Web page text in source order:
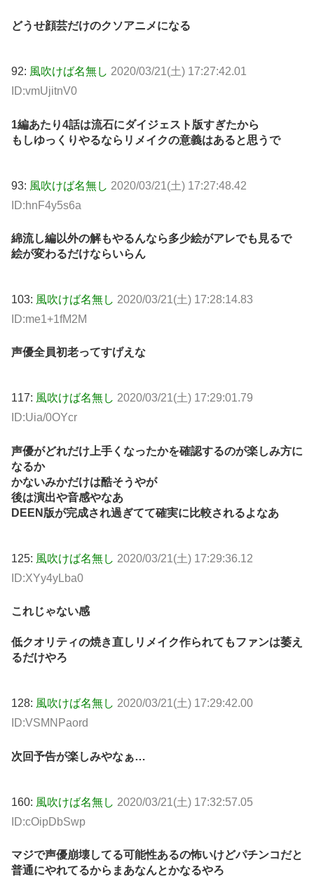
どうせ顔芸だけのクソアニメになる
92: 風吹けば名無し 2020/03/21(土) 17:27:42.01
ID:vmUjitnV0
1編あたり4話は流石にダイジェスト版すぎたから
もしゆっくりやるならリメイクの意義はあると思うで
93: 風吹けば名無し 2020/03/21(土) 17:27:48.42
ID:hnF4y5s6a
綿流し編以外の解もやるんなら多少絵がアレでも見るで
絵が変わるだけならいらん
103: 風吹けば名無し 2020/03/21(土) 17:28:14.83
ID:me1+1fM2M
声優全員初老ってすげえな
117: 風吹けば名無し 2020/03/21(土) 17:29:01.79
ID:Uia/0OYcr
声優がどれだけ上手くなったかを確認するのが楽しみ方に
なるか
かないみかだけは酷そうやが
後は演出や音感やなあ
DEEN版が完成され過ぎてて確実に比較されるよなあ
125: 風吹けば名無し 2020/03/21(土) 17:29:36.12
ID:XYy4yLba0
これじゃない感
低クオリティの焼き直しリメイク作られてもファンは萎え
るだけやろ
128: 風吹けば名無し 2020/03/21(土) 17:29:42.00
ID:VSMNPaord
次回予告が楽しみやなぁ…
160: 風吹けば名無し 2020/03/21(土) 17:32:57.05
ID:cOipDbSwp
マジで声優崩壊してる可能性あるの怖いけどパチンコだと
普通にやれてるからまあなんとかなるやろ